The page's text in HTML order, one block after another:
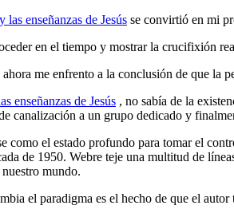
enseñanzas de Jesús se convirtió en mi
en el tiempo y mostrar la crucifixión
ahora me enfrento a la conclusión de que la
enseñanzas de Jesús , no sabía de la
canalización a un grupo dedicado y
como el estado profundo para tomar el
de 1950. Webre teje una multitud de
mundo.
el paradigma es el hecho de que el